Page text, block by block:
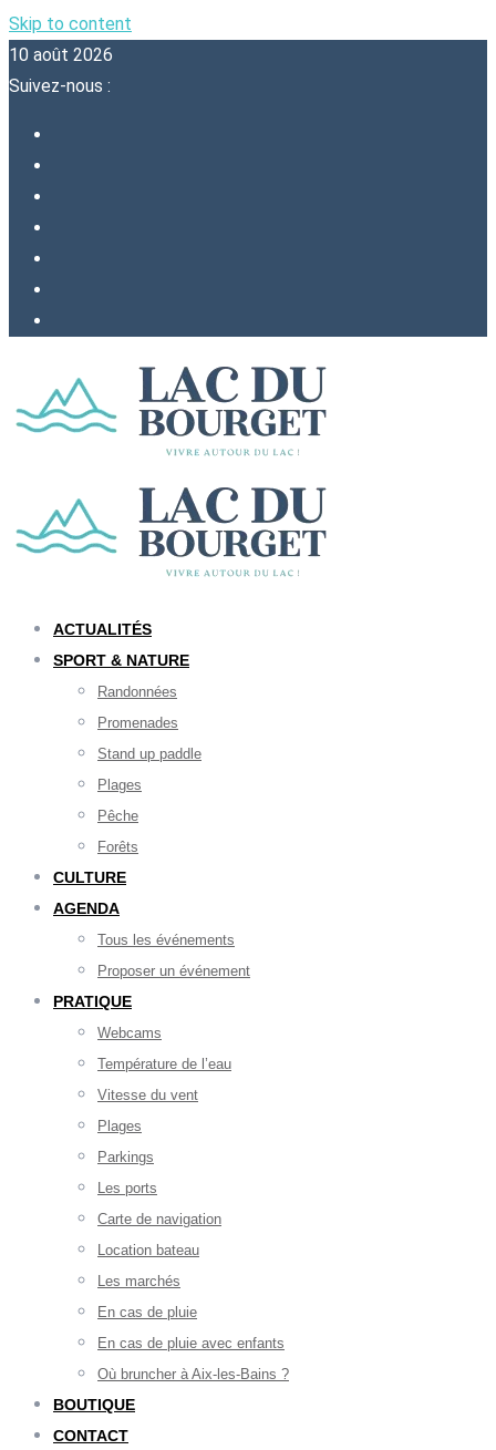
Skip to content
10 août 2026
Suivez-nous :
ACTUALITÉS
SPORT & NATURE
Randonnées
Promenades
Stand up paddle
Plages
Pêche
Forêts
CULTURE
AGENDA
Tous les événements
Proposer un événement
PRATIQUE
Webcams
Température de l’eau
Vitesse du vent
Plages
Parkings
Les ports
Carte de navigation
Location bateau
Les marchés
En cas de pluie
En cas de pluie avec enfants
Où bruncher à Aix-les-Bains ?
BOUTIQUE
CONTACT